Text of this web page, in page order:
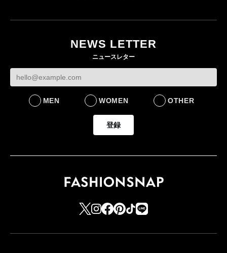
NEWS LETTER
ニュースレター
MEN WOMEN OTHER
登録